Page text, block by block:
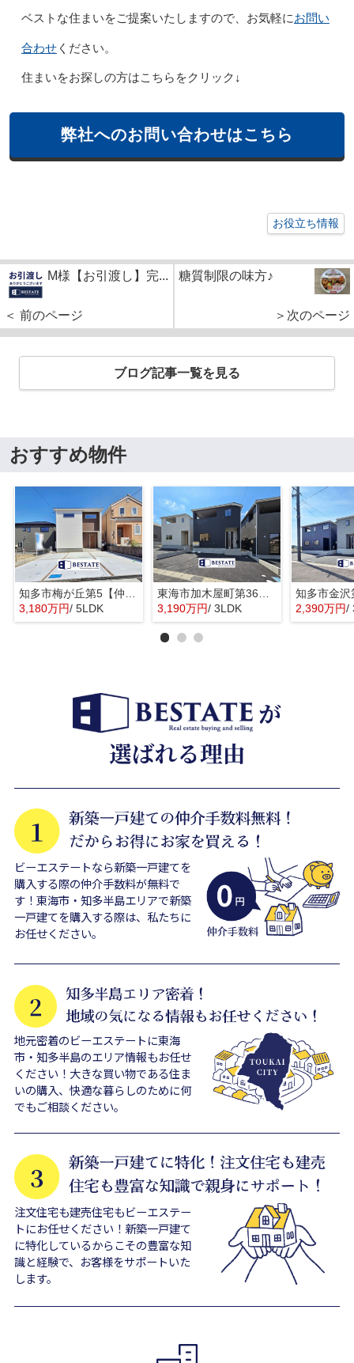
ベストな住まいをご提案いたしますので、お気軽にお問い
合わせください。
住まいをお探しの方はこちらをクリック↓
弊社へのお問い合わせはこちら
お役立ち情報
M様【お引渡し】完...
＜ 前のページ
糖質制限の味方♪
＞次のページ
ブログ記事一覧を見る
おすすめ物件
知多市梅が丘第5【仲介手数料0円】
3,180万円/ 5LDK
東海市加木屋町第36の3号棟【仲介手数料0円】
3,190万円/ 3LDK 2,390万円/
ビーエステートなら新築一戸建てを
購入する際の仲介手数料が無料で
す！東海市・知多半島エリアで新築
一戸建てを購入する際は、私たちに
お任せください。
地元密着のビーエステートに東海
市・知多半島のエリア情報もお任せ
ください！大きな買い物である住ま
いの購入、快適な暮らしのために何
でもご相談ください。
注文住宅も建売住宅もビーエステー
トにお任せください！新築一戸建て
に特化しているからこその豊富な知
識と経験で、お客様をサポートいた
します。